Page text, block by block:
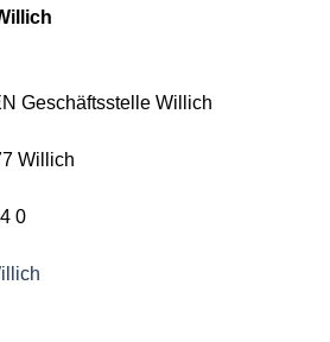
Geschäftsstelle Willich
Willich
0